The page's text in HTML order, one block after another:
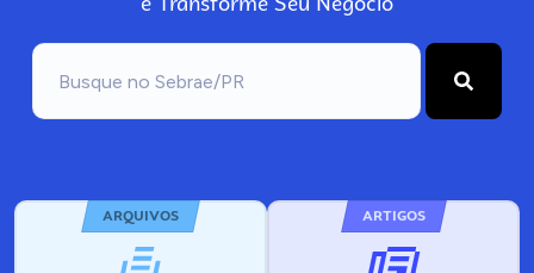
ARQUIVOS ARTIGOS